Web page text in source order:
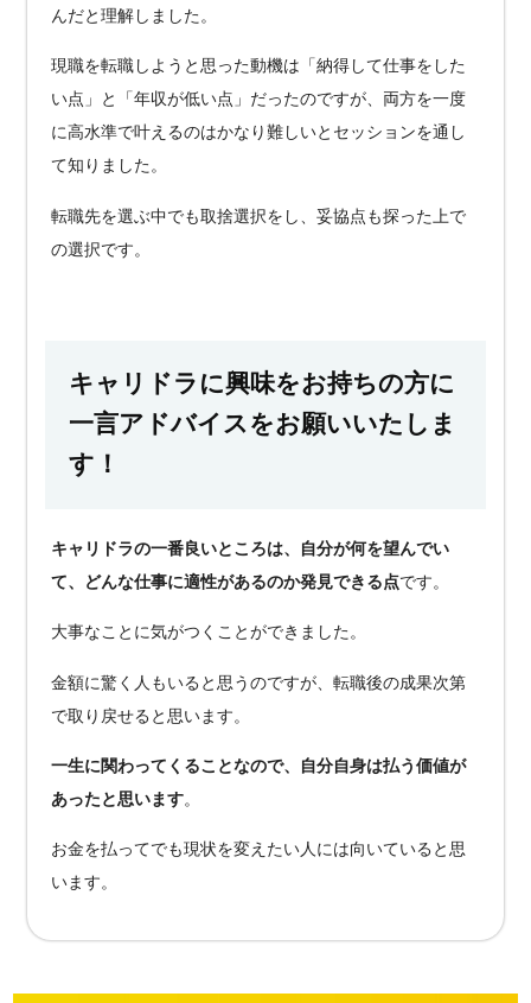
んだと理解しました。
現職を転職しようと思った動機は「納得して仕事をした
い点」と「年収が低い点」だったのですが、両方を一度
に高水準で叶えるのはかなり難しいとセッションを通し
て知りました。
転職先を選ぶ中でも取捨選択をし、妥協点も探った上で
の選択です。
キャリドラに興味をお持ちの方に
一言アドバイスをお願いいたしま
す！
キャリドラの一番良いところは、自分が何を望んでい
て、どんな仕事に適性があるのか発見できる点です。
大事なことに気がつくことができました。
金額に驚く人もいると思うのですが、転職後の成果次第
で取り戻せると思います。
一生に関わってくることなので、自分自身は払う価値が
あったと思います。
お金を払ってでも現状を変えたい人には向いていると思
います。